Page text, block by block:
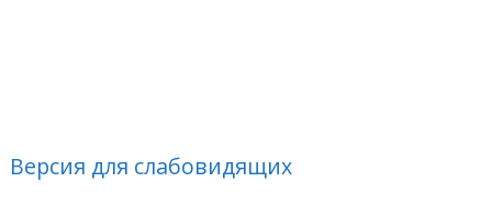
Версия для слабовидящих